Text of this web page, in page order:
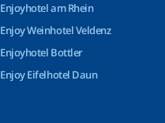
Enjoyhotel am Rhein
Enjoy Weinhotel Veldenz
Enjoyhotel Bottler
Enjoy Eifelhotel Daun